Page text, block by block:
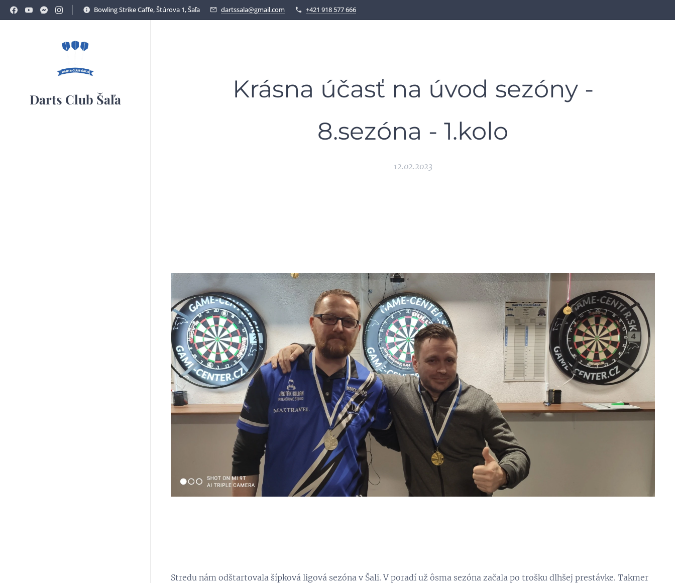
Bowling Strike Caffe, Štúrova 1, Šaľa dartssala@gmail.com +421 918 577 666
Darts Club Šaľa
Krásna účasť na úvod sezóny -
8.sezóna - 1.kolo
12.02.2023
Stredu nám odštartovala šípková ligová sezóna v Šali. V poradí už ôsma sezóna začala po trošku dlhšej prestávke. Takmer